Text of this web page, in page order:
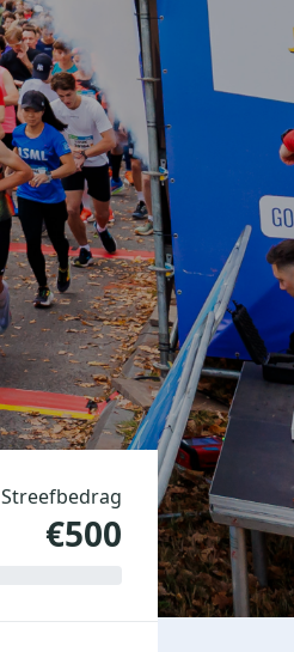
Streefbedrag
€500